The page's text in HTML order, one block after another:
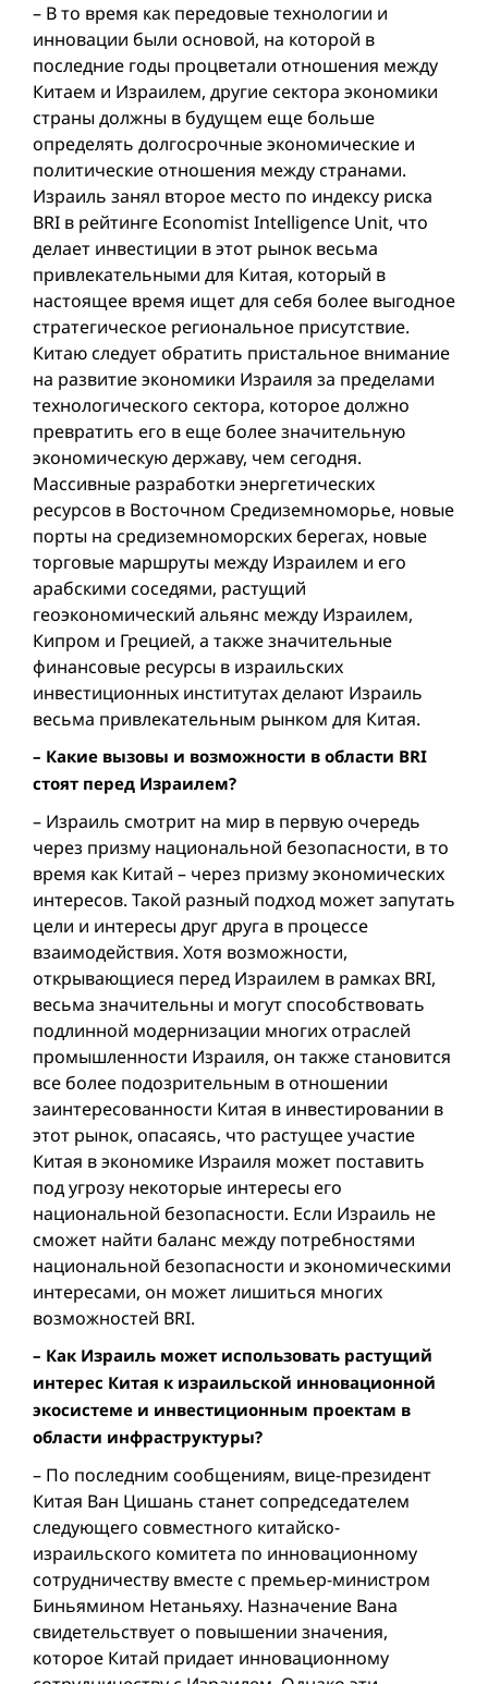
– В то время как передовые технологии и
инновации были основой, на которой в
последние годы процветали отношения между
Китаем и Израилем, другие сектора экономики
страны должны в будущем еще больше
определять долгосрочные экономические и
политические отношения между странами.
Израиль занял второе место по индексу риска
BRI в рейтинге Economist Intelligence Unit, что
делает инвестиции в этот рынок весьма
привлекательными для Китая, который в
настоящее время ищет для себя более выгодное
стратегическое региональное присутствие.
Китаю следует обратить пристальное внимание
на развитие экономики Израиля за пределами
технологического сектора, которое должно
превратить его в еще более значительную
экономическую державу, чем сегодня.
Массивные разработки энергетических
ресурсов в Восточном Средиземноморье, новые
порты на средиземноморских берегах, новые
торговые маршруты между Израилем и его
арабскими соседями, растущий
геоэкономический альянс между Израилем,
Кипром и Грецией, а также значительные
финансовые ресурсы в израильских
инвестиционных институтах делают Израиль
весьма привлекательным рынком для Китая.
– Какие вызовы и возможности в области BRI
стоят перед Израилем?
– Израиль смотрит на мир в первую очередь
через призму национальной безопасности, в то
время как Китай – через призму экономических
интересов. Такой разный подход может запутать
цели и интересы друг друга в процессе
взаимодействия. Хотя возможности,
открывающиеся перед Израилем в рамках BRI,
весьма значительны и могут способствовать
подлинной модернизации многих отраслей
промышленности Израиля, он также становится
все более подозрительным в отношении
заинтересованности Китая в инвестировании в
этот рынок, опасаясь, что растущее участие
Китая в экономике Израиля может поставить
под угрозу некоторые интересы его
национальной безопасности. Если Израиль не
сможет найти баланс между потребностями
национальной безопасности и экономическими
интересами, он может лишиться многих
возможностей BRI.
– Как Израиль может использовать растущий
интерес Китая к израильской инновационной
экосистеме и инвестиционным проектам в
области инфраструктуры?
– По последним сообщениям, вице-президент
Китая Ван Цишань станет сопредседателем
следующего совместного китайско-
израильского комитета по инновационному
сотрудничеству вместе с премьер-министром
Биньямином Нетаньяху. Назначение Вана
свидетельствует о повышении значения,
которое Китай придает инновационному